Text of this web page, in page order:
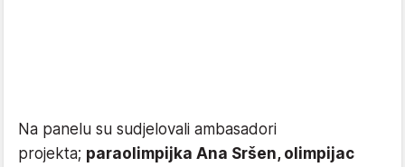
Na panelu su sudjelovali ambasadori
projekta; paraolimpijka Ana Sršen, olimpijac